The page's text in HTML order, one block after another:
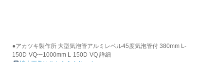
●アカツキ製作所 大型気泡管アルミレベル45度気泡管付 380mm L-
150D-VQ〜1000mm L-150D-VQ 詳細